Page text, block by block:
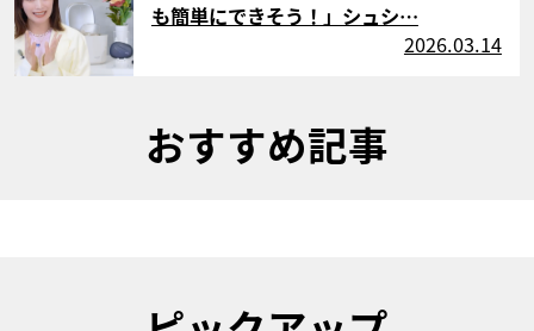
も簡単にできそう！」シュシ…
2026.03.14
おすすめ記事